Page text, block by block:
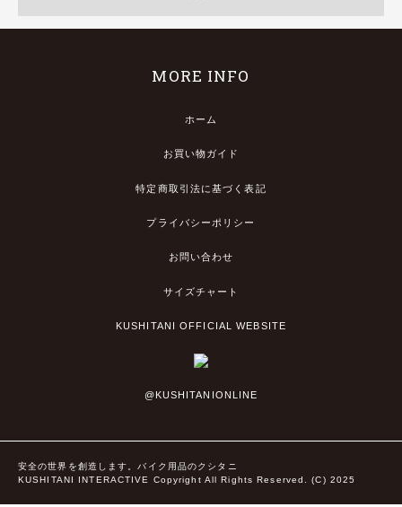
MORE INFO
ホーム
お買い物ガイド
特定商取引法に基づく表記
プライバシーポリシー
お問い合わせ
サイズチャート
KUSHITANI OFFICIAL WEBSITE
@KUSHITANIONLINE
安全の世界を創造します。バイク用品のクシタニ
KUSHITANI INTERACTIVE Copyright All Rights Reserved. (C) 2025